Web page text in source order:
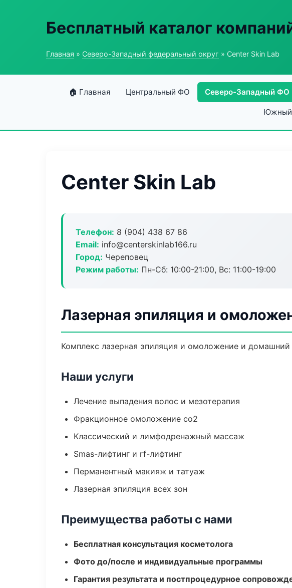
Бесплатный каталог
Главная » Северо-Западный федеральный округ » Center Skin Lab
🏠 Главная Центральный ФО Северо-Западный ФО
Center Skin Lab
Телефон: 8 (904) 438 67 86
Email: info@centerskinlab166.ru
Город: Череповец
Режим работы: Пн-Сб: 10:00-21:00, Вс: 11:00-19:00
Лазерная эпиляция и
Комплекс лазерная эпиляция и омоложение и
Наши услуги
Лечение выпадения волос и мезотерапия
Фракционное омоложение co2
Классический и лимфодренажный массаж
Smas-лифтинг и rf-лифтинг
Перманентный макияж и татуаж
Лазерная эпиляция всех зон
Преимущества работы с нами
Бесплатная консультация косметолога
Фото до/после и индивидуальные программы
Гарантия результата и постпроцедурное